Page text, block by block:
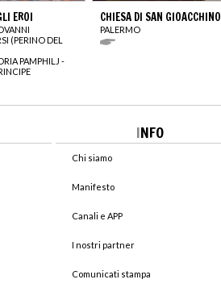
EROI
(PERINO DEL
PAMPHILJ -
CHIESA DI SAN GIOACCHINO
PALERMO
INFO
Chi siamo
Manifesto
Canali e APP
I nostri partner
Comunicati stampa